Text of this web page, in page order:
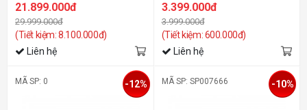
21.899.000đ
29.999.000đ
(Tiết kiệm: 8.100.000đ)
Liên hệ
3.399.000đ
3.999.000đ
(Tiết kiệm: 600.000đ)
Liên hệ
MÃ SP: 0 -12% MÃ SP: SP007666 -10%